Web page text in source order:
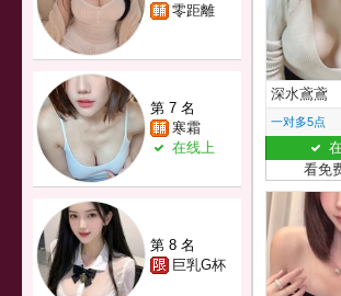
零距離
第 7 名
寒霜
在线上
第 8 名
巨乳G杯
深水鳶鳶
一对多5点
看免